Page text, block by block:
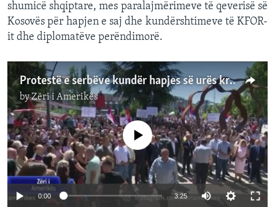
shumicë shqiptare, mes paralajmërimeve të qeverisë së
Kosovës për hapjen e saj dhe kundërshtimeve të KFOR-
it dhe diplomatëve perëndimorë.
Protestë e serbëve kundër hapjes së urës kryesore mbi lumin Ibër në Mitrovicë
byZëri i Amerikës
No media source currently available
0:00 3:25